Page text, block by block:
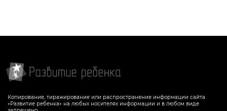
Копирование, тиражирование или распространение информации сайта
«Развитие ребенка» на любых носителях информации и в любом виде